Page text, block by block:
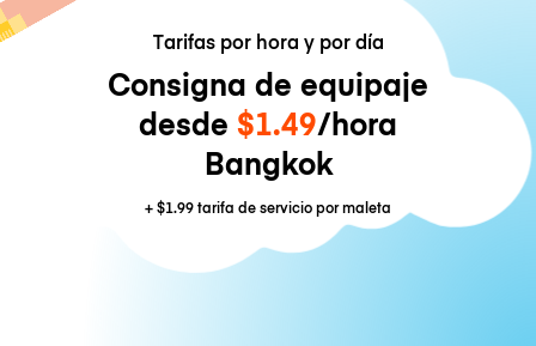
Tarifas por hora y por día
Consigna de equipaje
desde $1.49/hora
Bangkok
+$1.99tarifa de servicio por maleta